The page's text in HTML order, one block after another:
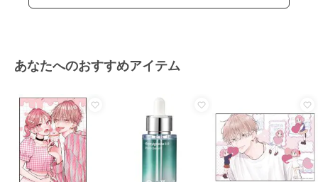
あなたへのおすすめアイテム